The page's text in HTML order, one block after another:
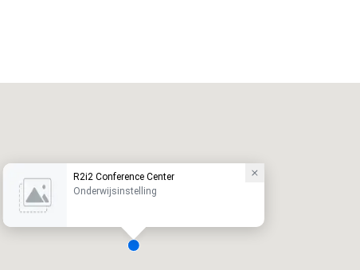
R2i2 Conference Center
Onderwijsinstelling